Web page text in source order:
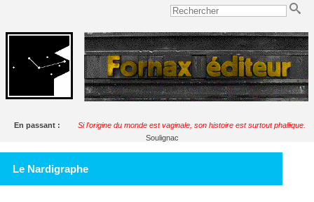
En passant :
Si l'origine du monde est vaginale, son histoire est surtout phallique.
Soulignac
Le Nardigraphe